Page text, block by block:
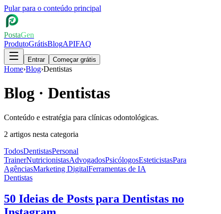
Pular para o conteúdo principal
PostaGen
ProdutoGrátisBlogAPIFAQ
Entrar Começar grátis
Home›Blog›Dentistas
Blog · Dentistas
Conteúdo e estratégia para clínicas odontológicas.
2 artigos nesta categoria
TodosDentistasPersonal
TrainerNutricionistasAdvogadosPsicólogosEsteticistasPara
AgênciasMarketing DigitalFerramentas de IA
Dentistas
50 Ideias de Posts para Dentistas no